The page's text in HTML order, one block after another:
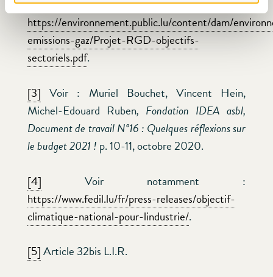
2020 relative au climat. Voir :
https://environnement.public.lu/content/dam/
emissions-gaz/Projet-RGD-objectifs-
sectoriels.pdf.
[3] Voir : Muriel Bouchet, Vincent Hein,
Michel-Edouard Ruben, Fondation IDEA asbl,
Document de travail N°16 : Quelques réflexions sur
le budget 2021 ! p. 10-11, octobre 2020.
[4] Voir notamment :
https://www.fedil.lu/fr/press-releases/objectif-
climatique-national-pour-lindustrie/.
[5]Article 32bis L.I.R.